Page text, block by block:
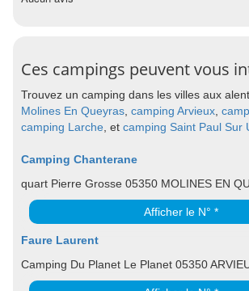
Ces campings peuvent vous
Trouvez un camping dans les villes aux
Molines En Queyras camping Arvieux
camping Larche , et camping Saint Paul Sur
Camping Chanterane
quart Pierre Grosse 05350 MOLINES EN
Afficher le N° *
Faure Laurent
Camping Du Planet Le Planet 05350